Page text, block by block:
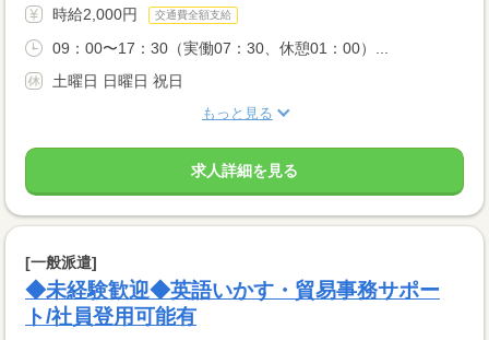
時給2,000円 交通費全額支給
09：00〜17：30（実働07：30、休憩01：00）...
土曜日 日曜日 祝日
もっと見る
求人詳細を見る
[一般派遣]
◆未経験歓迎◆英語いかす・貿易事務サポー
ト/社員登用可能有